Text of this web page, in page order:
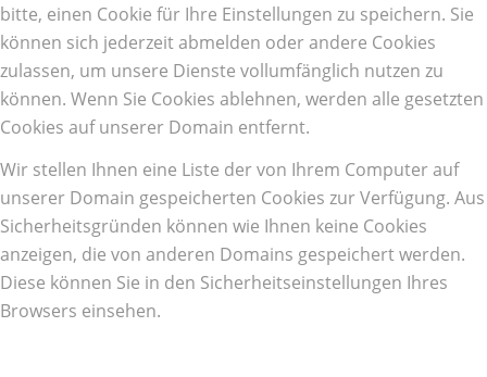
bitte, einen Cookie für Ihre Einstellungen zu speichern. Sie
können sich jederzeit abmelden oder andere Cookies
zulassen, um unsere Dienste vollumfänglich nutzen zu
können. Wenn Sie Cookies ablehnen, werden alle gesetzten
Cookies auf unserer Domain entfernt.
Wir stellen Ihnen eine Liste der von Ihrem Computer auf
unserer Domain gespeicherten Cookies zur Verfügung. Aus
Sicherheitsgründen können wie Ihnen keine Cookies
anzeigen, die von anderen Domains gespeichert werden.
Diese können Sie in den Sicherheitseinstellungen Ihres
Browsers einsehen.